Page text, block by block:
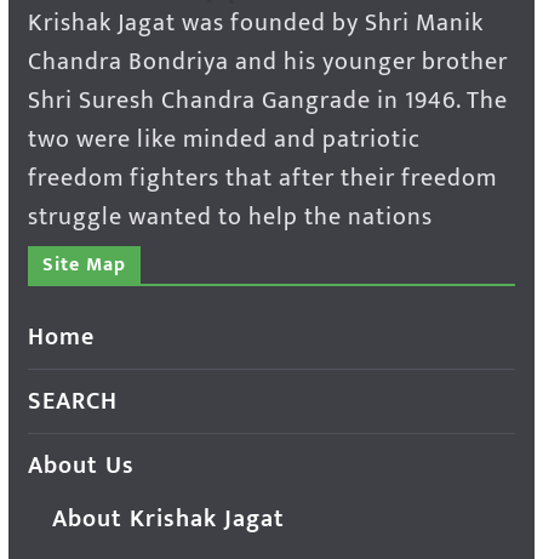
Krishak Jagat was founded by Shri Manik
Chandra Bondriya and his younger brother
Shri Suresh Chandra Gangrade in 1946. The
two were like minded and patriotic
freedom fighters that after their freedom
struggle wanted to help the nations
Site Map
Home
SEARCH
About Us
About Krishak Jagat